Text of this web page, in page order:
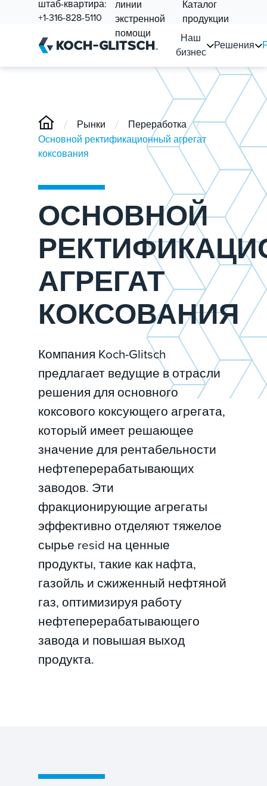
штаб-квартира:
+1-316-828-5110
линии
экстренной
помощи
Каталог
продукции
Наш
бизнес
Решения
/ Рынки / Переработка /
Основной ректификационный агрегат
коксования
ОСНОВНОЙ
АГРЕГАТ
КОКСОВАНИЯ
Компания Koch-Glitsch
предлагает ведущие в отрасли
решения для основного
коксового коксующего агрегата,
который имеет решающее
значение для рентабельности
нефтеперерабатывающих
заводов. Эти
фракционирующие агрегаты
эффективно отделяют тяжелое
сырье resid на ценные
продукты, такие как нафта,
газойль и сжиженный нефтяной
газ, оптимизируя работу
нефтеперерабатывающего
завода и повышая выход
продукта.